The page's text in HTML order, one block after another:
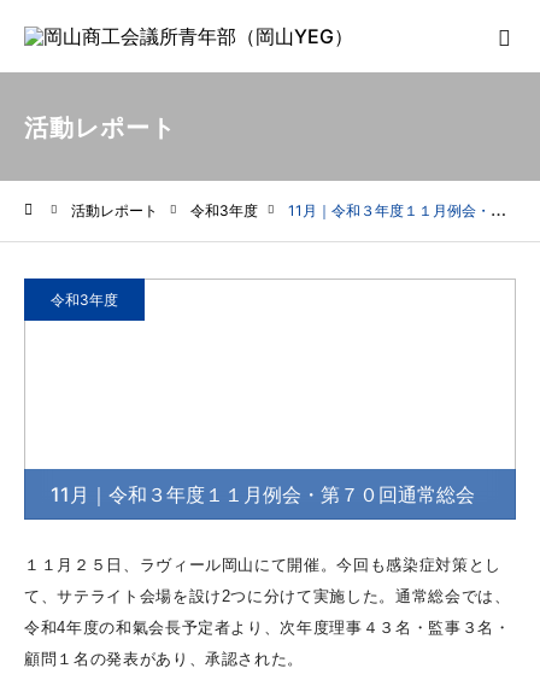
活動レポート
活動レポート 令和3年度 11月｜令和３年度１１月例会・第７０回通常総会
令和3年度
11月｜令和３年度１１月例会・第７０回通常総会
１１月２５日、ラヴィール岡山にて開催。今回も感染症対策とし
て、サテライト会場を設け2つに分けて実施した。通常総会では、
令和4年度の和氣会長予定者より、次年度理事４３名・監事３名・
顧問１名の発表があり、承認された。